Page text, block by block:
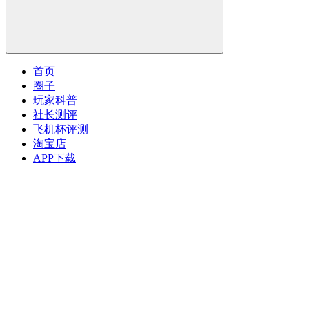
首页
圈子
玩家科普
社长测评
飞机杯评测
淘宝店
APP下载